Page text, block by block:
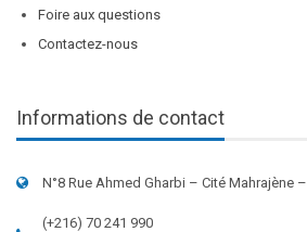
Foire aux questions
Contactez-nous
Informations de contact
N°8 Rue Ahmed Gharbi – Cité Mahrajène
(+216) 70 241 990